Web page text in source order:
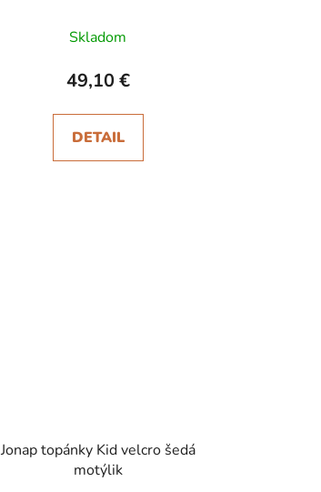
Skladom
49,10 €
DETAIL
Jonap topánky Kid velcro šedá
motýlik